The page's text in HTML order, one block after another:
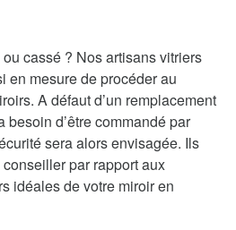
cassé ? Nos artisans vitriers
en mesure de procéder au
A défaut d’un remplacement
besoin d’être commandé par
sera alors envisagée. Ils
par rapport aux
idéales de votre miroir en